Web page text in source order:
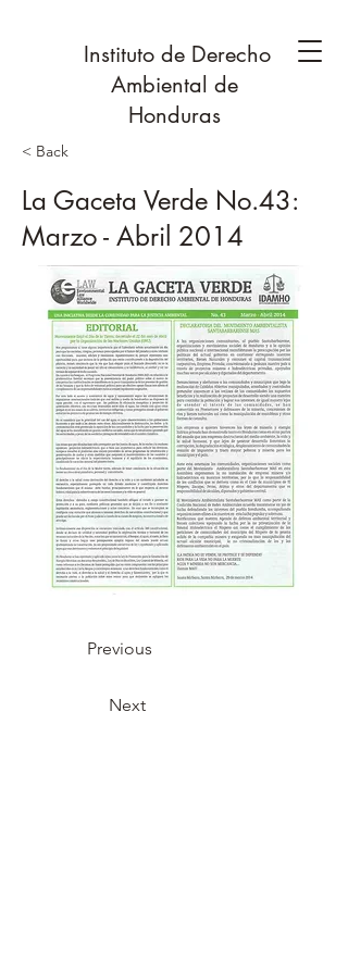
Instituto de Derecho
Ambiental de
Honduras
< Back
La Gaceta Verde No.43:
Marzo - Abril 2014
Previous
Next